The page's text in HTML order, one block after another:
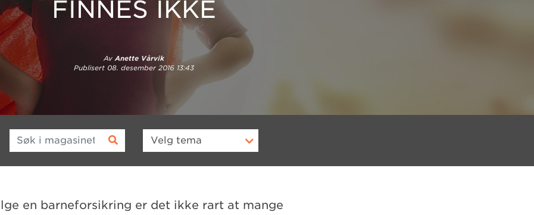
FINNES IKKE
AvAnette Vårvik
Publisert 08. desember 2016 13:43
Søk i magasinet Velg tema
en barneforsikring er det ikke rart at mange